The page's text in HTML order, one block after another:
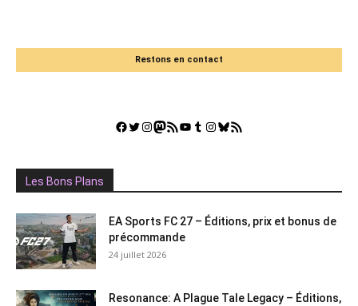
Restons en contact
Facebook
Twitter
Instagram
Mastodon
Flux RSSYouTube
Tumblr
Instagram
Bluesky
GestGame
Les Bons Plans
EA Sports FC 27 – Éditions, prix et bonus de
précommande
24 juillet 2026
Resonance: A Plague Tale Legacy – Éditions,